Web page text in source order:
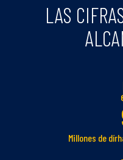
LAS
Millones de